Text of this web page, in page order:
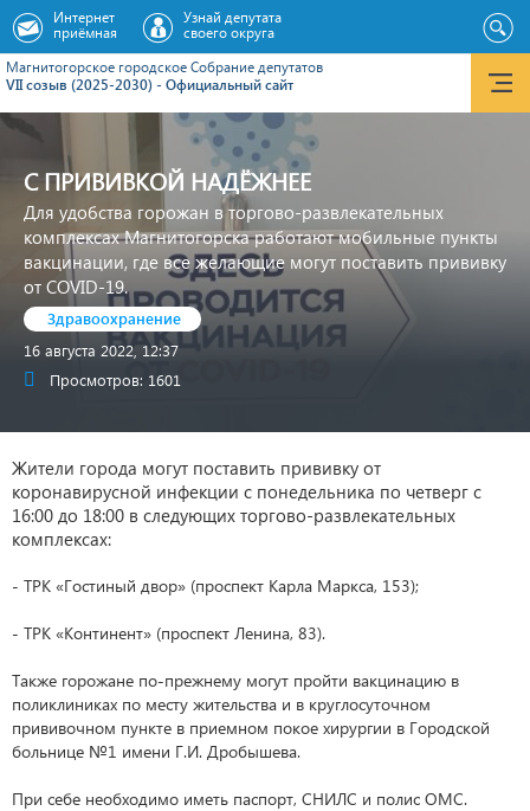
Магнитогорское городское Cобрание депутатов
VII созыв (2025-2030) - Официальный сайт
Интернет
приёмная
Узнай депутата
своего округа
С ПРИВИВКОЙ НАДЁЖНЕЕ
Для удобства горожан в торгово-развлекательных
комплексах Магнитогорска работают мобильные пункты
вакцинации, где все желающие могут поставить прививку
от COVID-19.
Здравоохранение
16 августа 2022, 12:37
Просмотров: 1601
Жители города могут поставить прививку от
коронавирусной инфекции с понедельника по четверг с
16:00 до 18:00 в следующих торгово-развлекательных
комплексах:
- ТРК «Гостиный двор» (проспект Карла Маркса, 153);
- ТРК «Континент» (проспект Ленина, 83).
Также горожане по-прежнему могут пройти вакцинацию в
поликлиниках по месту жительства и в круглосуточном
прививочном пункте в приемном покое хирургии в Городской
больнице №1 имени Г.И. Дробышева.
При себе необходимо иметь паспорт, СНИЛС и полис ОМС.